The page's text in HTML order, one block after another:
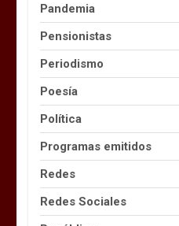
Pandemia
Pensionistas
Periodismo
Poesía
Política
Programas emitidos
Redes
Redes Sociales